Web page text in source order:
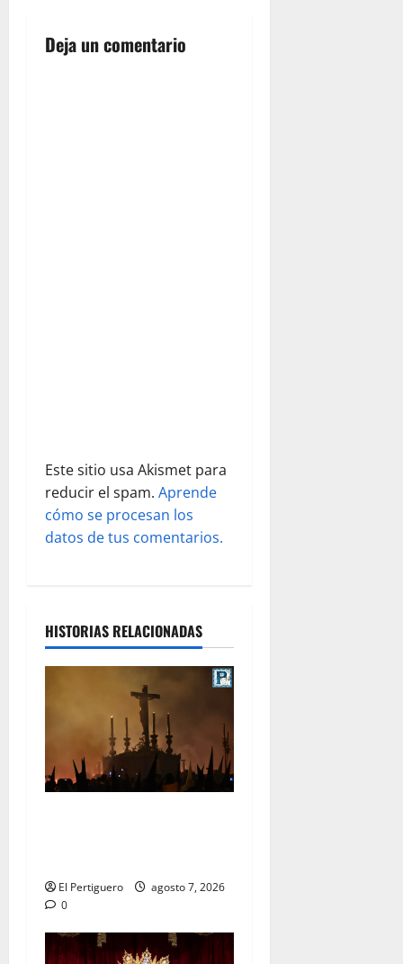
c
d
a
s
Deja un comentario
Este sitio usa Akismet para
reducir el spam. Aprende
cómo se procesan los
datos de tus comentarios.
HISTORIAS RELACIONADAS
El Pertiguero
agosto 7, 2026
0